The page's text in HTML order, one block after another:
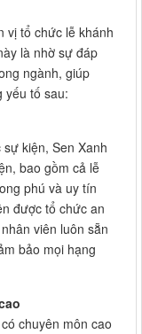
vị tổ chức lễ khánh
là nhờ sự đáp
ngành, giúp
yếu tố sau:
kiện, Sen Xanh
bao gồm cả lễ
phú và uy tín
được tổ chức an
viên luôn sẵn
bảo mọi hạng
chuyên môn cao